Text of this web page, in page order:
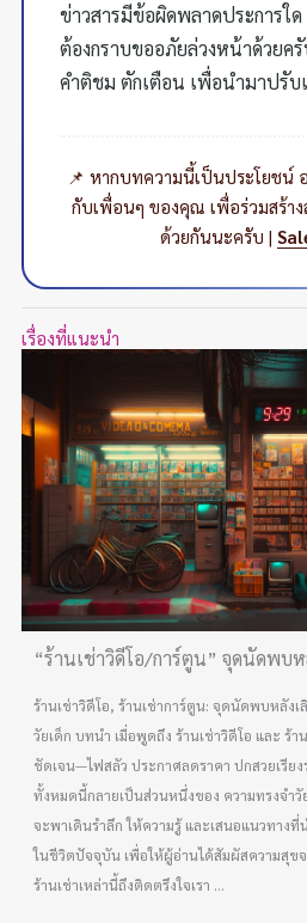
ข่าวสารมีข้อผิดพลาดประการใด
ต้องกราบขออภัยล่วงหน้าด้วยค
คำติชม ตักเตือน เพื่อนำมาปรับ
📌 หากบทความนี้เป็นประโยชน์
กับเพื่อนๆ ของคุณ เพื่อร่วมสร้าง
ด้วยกันนะครับ |
เรื่องที่แนะนำ
“ร้านเช่าวิดีโอ/การ์ตูน” จุดนัดพบ
ร้านเช่าวิดีโอ, ร้านเช่าการ์ตูน: จุดนัดพบหลังเ
วัยเด็ก บทนำ เมื่อพูดถึง ร้านเช่าวิดีโอ และ ร้
ชัดเจน—ไฟสลัว ประกาศลดราคา ปกสวยเรียง
ทั้งหมดนี้กลายเป็นส่วนหนึ่งของ ความทรงจำ
จะพาเดินรำลึก ให้ความรู้ และเสนอแนวทาง
ในชีวิตปัจจุบัน เพื่อให้ผู้อ่านได้สัมผัสความสุข
ร้านเช่าเหล่านี้ถึงติดตรึงใจเรา ...